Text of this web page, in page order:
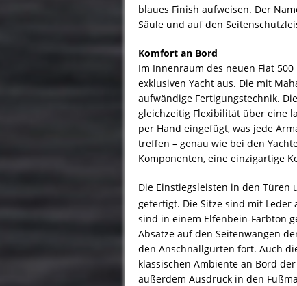
blaues Finish aufweisen. Der
Säule und auf den
Komfort an Bord
Im Innenraum des neuen Fiat
exklusiven Yacht aus. Die mit
aufwändige Fertigungstechnik.
gleichzeitig Flexibilität über eine
per Hand eingefügt, was jede
treffen – genau wie bei den
Komponenten, eine einzigartige
Die Einstiegsleisten in den Türen
gefertigt. Die Sitze sind mit
sind in einem Elfenbein-Farbton
Absätze auf den Seitenwangen
den Anschnallgurten fort. Auch
klassischen Ambiente an Bord
außerdem Ausdruck in den